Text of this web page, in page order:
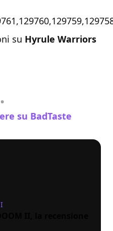
su Hyrule Warriors
su BadTaste
II, la recensione